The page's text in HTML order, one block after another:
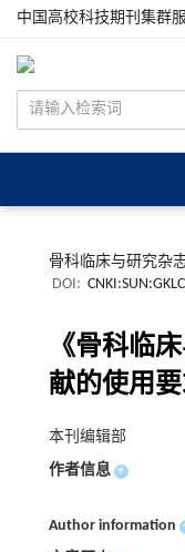
中国高校科技期刊集群
骨科临床与研究杂
DOI:
《骨科临
献的使用
本刊编辑部
作者信息 +
Author information